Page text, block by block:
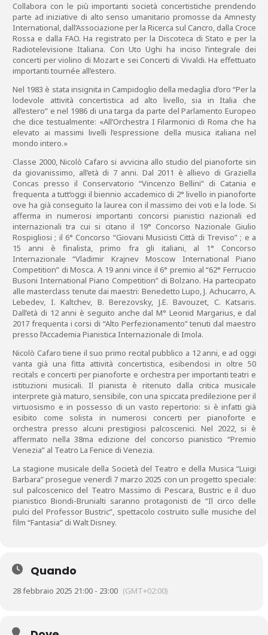
Collabora con le più importanti società concertistiche prendendo
parte ad iniziative di alto senso umanitario promosse da Amnesty
International, dall’Associazione per la Ricerca sul Cancro, dalla Croce
Rossa e dalla FAO. Ha registrato per la Discoteca di Stato e per la
Radiotelevisione Italiana. Con Uto Ughi ha inciso l’integrale dei
concerti per violino di Mozart e sei Concerti di Vivaldi. Ha effettuato
importanti tournée all’estero.
Nel 1983 è stata insignita in Campidoglio della medaglia d’oro “Per la
lodevole attività concertistica ad alto livello, sia in Italia che
all’estero” e nel 1986 di una targa da parte del Parlamento Europeo
che dice testualmente: «All’Orchestra I Filarmonici di Roma che ha
elevato ai massimi livelli l’espressione della musica italiana nel
mondo intero.»
Classe 2000, Nicolò Cafaro si avvicina allo studio del pianoforte sin
da giovanissimo, all’età di 7 anni. Dal 2011 è allievo di Graziella
Concas presso il Conservatorio “Vincenzo Bellini” di Catania e
frequenta a tutt’oggi il biennio accademico di 2° livello in pianoforte
ove ha già conseguito la laurea con il massimo dei voti e la lode. Si
afferma in numerosi importanti concorsi pianistici nazionali ed
internazionali tra cui si citano il 19° Concorso Nazionale Giulio
Rospigliosi ; il 6° Concorso “Giovani Musicisti Città di Treviso” ; e a
15 anni è finalista, primo fra gli italiani, al 1° Concorso
Internazionale “Vladimir Krajnev Moscow International Piano
Competition” di Mosca. A 19 anni vince il 6° premio al “62° Ferruccio
Busoni International Piano Competition” di Bolzano. Ha partecipato
alle masterclass tenute dai maestri: Benedetto Lupo, J. Achucarro, A.
Lebedev, I. Kaltchev, B. Berezovsky, J.E. Bavouzet, C. Katsaris.
Dall’età di 12 anni è seguito anche dal M° Leonid Margarius, e dal
2017 frequenta i corsi di “Alto Perfezionamento” tenuti dal maestro
presso l’Accademia Pianistica Internazionale di Imola.
Nicolò Cafaro tiene il suo primo recital pubblico a 12 anni, e ad oggi
vanta già una fitta attività concertistica, esibendosi in oltre 50
recitals e concerti per pianoforte e orchestra per importanti teatri e
istituzioni musicali. Il pianista è ritenuto dalla critica musicale
interprete già maturo, sensibile, con una spiccata predilezione per il
virtuosismo e in possesso di un vasto repertorio: si è infatti già
esibito come solista in numerosi concerti per pianoforte e
orchestra presso alcuni prestigiosi palcoscenici. Nel 2022, si è
affermato nella 38ma edizione del concorso pianistico “Premio
Venezia” al Teatro La Fenice di Venezia.
La stagione musicale della Società del Teatro e della Musica “Luigi
Barbara” prosegue venerdì 7 marzo 2025 con un progetto speciale:
sul palcoscenico del Teatro Massimo di Pescara, Bustric e il duo
pianistico Biondi-Brunialti saranno protagonisti de “Il circo delle
pulci del Professor Bustric”, spettacolo costruito sulle musiche del
film “Fantasia” di Walt Disney.
Quando
28 febbraio 2025 21:00 - 23:00 (GMT+02:00)